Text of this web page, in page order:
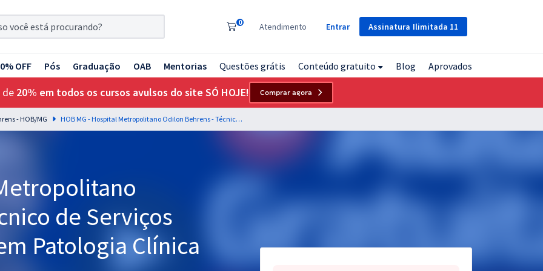
Assinatura Ilimitada 11
0 Atendimento Entrar
OFF Pós Graduação OAB Mentorias Questões grátis Conteúdo gratuito Blog Aprovados
de 20% em todos os cursos avulsos do site SÓ HOJE! Comprar agora
- HOB/MG HOB MG - Hospital Metropolitano Odilon Behrens - Técnico de Serviços de Saúde - Técnico em Patologia Clínica (Pós-edital)
de Serviços
Patologia Clínica